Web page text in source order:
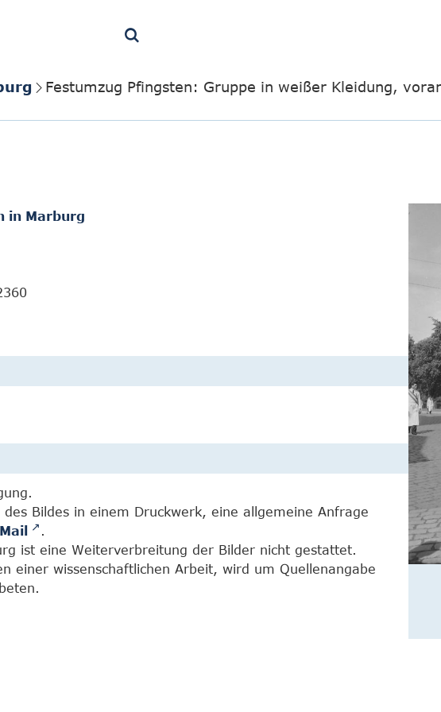
Festumzug Pfingsten: Gruppe in weißer Kleidung,
in Marburg
Bildes in einem Druckwerk, eine allgemeine Anfrage
.
ist eine Weiterverbreitung der Bilder nicht gestattet.
einer wissenschaftlichen Arbeit, wird um Quellenangabe